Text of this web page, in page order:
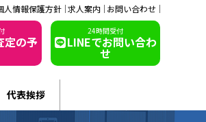
人情報保護方針 求人案内 お問い合わせ
定の予
24時間受付
LINEでお問い合わ
せ
代表挨拶